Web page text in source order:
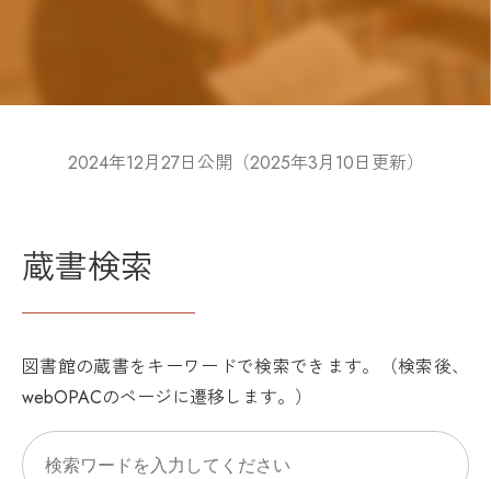
2024年12月27日公開（2025年3月10日更新）
蔵書検索
図書館の蔵書をキーワードで検索できます。（検索後、
webOPACのページに遷移します。）